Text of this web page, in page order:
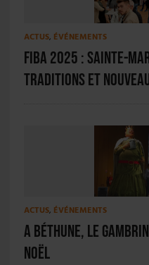
ACTUS, ÉVÉNEMENTS
FIBA 2025 : Sainte-
traditions et
ACTUS, ÉVÉNEMENTS
A Béthune, le
Noël